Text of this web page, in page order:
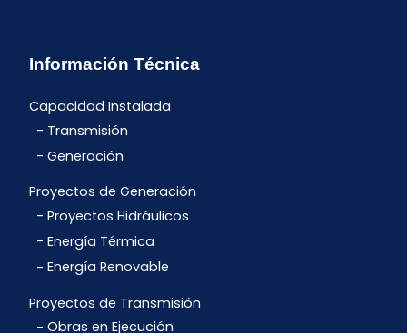
Información Técnica
Capacidad Instalada
Transmisión
Generación
Proyectos de Generación
Proyectos Hidráulicos
Energía Térmica
Energía Renovable
Proyectos de Transmisión
Obras en Ejecución